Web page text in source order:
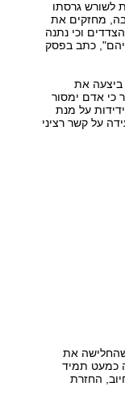
לשורש גרסתו
מחזקים את
וכי נתנה
כתב בפסק
ביצעה את
סביר כי אדם ימסור
על מנת
על קשר רציני
את
כמעט תמיד
החזרת